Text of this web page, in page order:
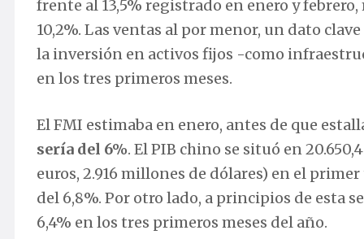
frente al 13,5% registrado en enero y
10,2%. Las ventas al por menor, un dato
la inversión en activos fijos -como
en los tres primeros meses.
El FMI estimaba en enero, antes de que
sería del 6%. El PIB chino se situó en
euros, 2.916 millones de dólares) en el
del 6,8%. Por otro lado, a principios de esta
6,4% en los tres primeros meses del año.